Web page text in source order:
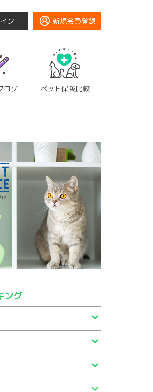
ン 新規会員登録
ログ ペット保険比較
ング